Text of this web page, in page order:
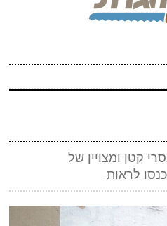
לחלוצים 3 בראסרי קטן ומצויין של
כנסו לראות